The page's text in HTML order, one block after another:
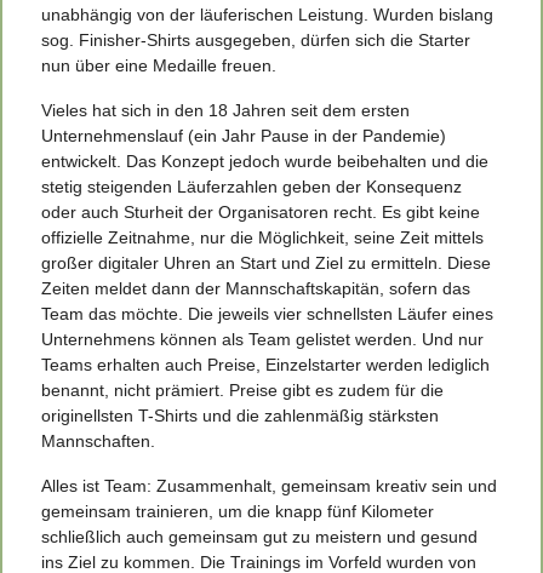
unabhängig von der läuferischen Leistung. Wurden bislang
sog. Finisher-Shirts ausgegeben, dürfen sich die Starter
nun über eine Medaille freuen.
Vieles hat sich in den 18 Jahren seit dem ersten
Unternehmenslauf (ein Jahr Pause in der Pandemie)
entwickelt. Das Konzept jedoch wurde beibehalten und die
stetig steigenden Läuferzahlen geben der Konsequenz
oder auch Sturheit der Organisatoren recht. Es gibt keine
offizielle Zeitnahme, nur die Möglichkeit, seine Zeit mittels
großer digitaler Uhren an Start und Ziel zu ermitteln. Diese
Zeiten meldet dann der Mannschaftskapitän, sofern das
Team das möchte. Die jeweils vier schnellsten Läufer eines
Unternehmens können als Team gelistet werden. Und nur
Teams erhalten auch Preise, Einzelstarter werden lediglich
benannt, nicht prämiert. Preise gibt es zudem für die
originellsten T-Shirts und die zahlenmäßig stärksten
Mannschaften.
Alles ist Team: Zusammenhalt, gemeinsam kreativ sein und
gemeinsam trainieren, um die knapp fünf Kilometer
schließlich auch gemeinsam gut zu meistern und gesund
ins Ziel zu kommen. Die Trainings im Vorfeld wurden von